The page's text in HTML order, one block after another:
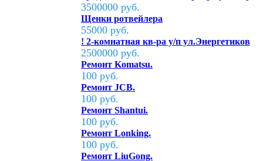
3500000 руб.
Щенки ротвейлера
55000 руб.
! 2-комнатная кв-ра у/п ул.Энергетиков
2500000 руб.
Ремонт Komatsu.
100 руб.
Ремонт JCB.
100 руб.
Ремонт Shantui.
100 руб.
Ремонт Lonking.
100 руб.
Ремонт LiuGong.